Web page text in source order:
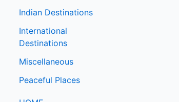
Indian Destinations
International
Destinations
Miscellaneous
Peaceful Places